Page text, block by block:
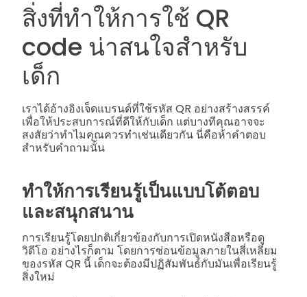
สิ่งที่ทำให้การใช้ QR
code น่าสนใจสำหรับ
เด็ก
เราได้อ้างอิงเจ็ดแบรนด์ที่ใช้รหัส QR อย่างสร้างสรรค์
เพื่อให้ประสบการณ์ที่ดีให้กับเด็ก แต่บางทีคุณอาจจะ
สงสัยว่าทำไมคุณควรทำเช่นเดียวกัน นี่คือห้าคำตอบ
สำหรับคำถามนั้น
ทำให้การเรียนรู้เป็นแบบโต้ตอบ
และสนุกสนาน
การเรียนรู้โดยปกติเกี่ยวข้องกับการเปิดหนังสือหรือดู
วิดีโอ อย่างไรก็ตาม โดยการซ่อนข้อมูลภายในสี่เหลี่ยม
ของรหัส QR นี้ เด็กจะต้องมีปฏิสัมพันธ์กับมันเพื่อเรียนรู้
สิ่งใหม่